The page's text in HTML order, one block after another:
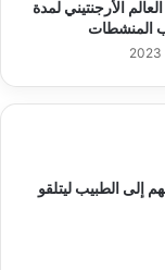
الأرجنتيني لمدة
المنشطات
إلى الطبيب ليتلقو